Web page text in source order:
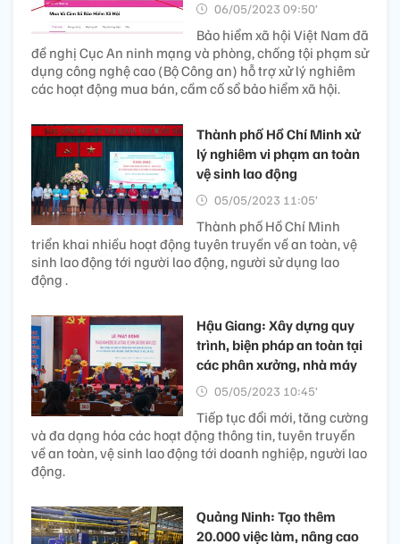
06/05/2023 09:50’
Bảo hiểm xã hội Việt Nam đã
đề nghị Cục An ninh mạng và phòng, chống tội phạm sử
dụng công nghệ cao (Bộ Công an) hỗ trợ xử lý nghiêm
các hoạt động mua bán, cầm cố sổ bảo hiểm xã hội.
Thành phố Hồ Chí Minh xử
lý nghiêm vi phạm an toàn
vệ sinh lao động
05/05/2023 11:05’
Thành phố Hồ Chí Minh
triển khai nhiều hoạt động tuyên truyền về an toàn, vệ
sinh lao động tới người lao động, người sử dụng lao
động .
Hậu Giang: Xây dựng quy
trình, biện pháp an toàn tại
các phân xưởng, nhà máy
05/05/2023 10:45’
Tiếp tục đổi mới, tăng cường
và đa dạng hóa các hoạt động thông tin, tuyên truyền
về an toàn, vệ sinh lao động tới doanh nghiệp, người lao
động.
Quảng Ninh: Tạo thêm
20.000 việc làm, nâng cao